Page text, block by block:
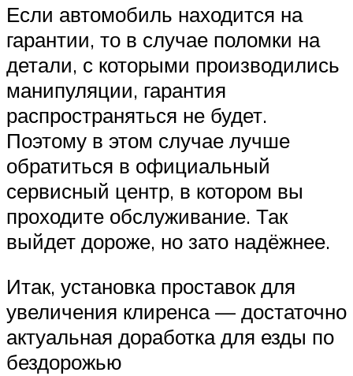
Если автомобиль находится на
гарантии, то в случае поломки на
детали, с которыми производились
манипуляции, гарантия
распространяться не будет.
Поэтому в этом случае лучше
обратиться в официальный
сервисный центр, в котором вы
проходите обслуживание. Так
выйдет дороже, но зато надёжнее.
Итак, установка проставок для
увеличения клиренса — достаточно
актуальная доработка для езды по
бездорожью